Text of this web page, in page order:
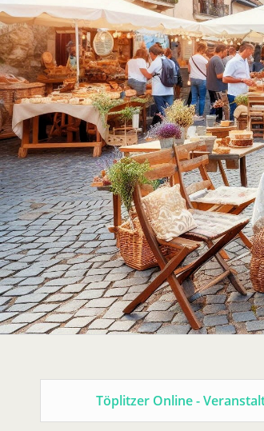
Töplitzer Online -